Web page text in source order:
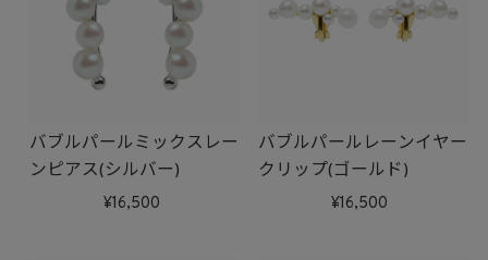
バブルパールミックスレー
ンピアス(シルバー)
16,500
バブルパールレーンイヤー
クリップ(ゴールド)
16,500